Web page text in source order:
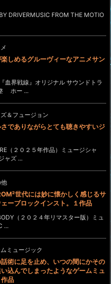
DRIVERMUSIC FROM THE MOTIO
しめるグルーヴィーなアニメサン
血界戦線』オリジナル サウンドトラ
ホー ...
＆フュージョン
でありながらとても聴きやすいジ
（２０２５年作品）ミュージシャ
ャズ ...
他
世代には妙に懐かしく感じるサ
ーブロックインスト。１作品
（２０２４年リマスター版）ミュ
...
ミュージック
術に足を止め、いつの間にかその
込んでしまったようなゲームミュ
品